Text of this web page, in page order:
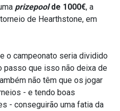
prizepoolde 1000€, a
de Hearthstone, em
o campeonato seria dividido
passo que isso não deixa de
não têm que os jogar
- e tendo boas
- conseguirão uma fatia da